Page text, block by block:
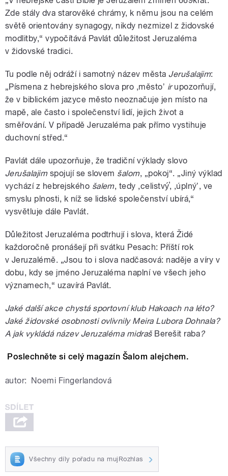
Zde stály dva starověké chrámy, k němu jsou na celém
světě orientovány synagogy, nikdy nezmizel z židovské
modlitby,“ vypočítává Pavlát důležitost Jeruzaléma
v židovské tradici.
Tu podle něj odráží i samotný název města Jerušalajim:
„Písmena z hebrejského slova pro ,městoʼ irupozorňují,
že v biblickém jazyce město neoznačuje jen místo na
mapě, ale často i společenství lidí, jejich život a
směřování. V případě Jeruzaléma pak přímo vystihuje
duchovní střed.“
Pavlát dále upozorňuje, že tradiční výklady slovo
Jerušalajimspojují se slovem šalom, „pokoj“. „Jiný výklad
vychází z hebrejského šalem, tedy ,celistvý̕, ,úplnýʼ, ve
smyslu plnosti, k níž se lidské společenství ubírá,“
vysvětluje dále Pavlát.
Důležitost Jeruzaléma podtrhují i slova, která Židé
každoročně pronášejí při svátku Pesach: Příští rok
v Jeruzalémě. „Jsou to i slova nadčasová: naděje a víry v
dobu, kdy se jméno Jeruzaléma naplní ve všech jeho
významech,“ uzavírá Pavlát.
Jaké další akce chystá sportovní klub Hakoach na léto?
Jaké židovské osobnosti ovlivnily Meira Lubora Dohnala?
A jak vykládá název Jeruzaléma midraš Berešit raba?
Poslechněte si celý magazín Šalom alejchem.
autor: Noemi Fingerlandová
Všechny díly pořadu na mujRozhlas